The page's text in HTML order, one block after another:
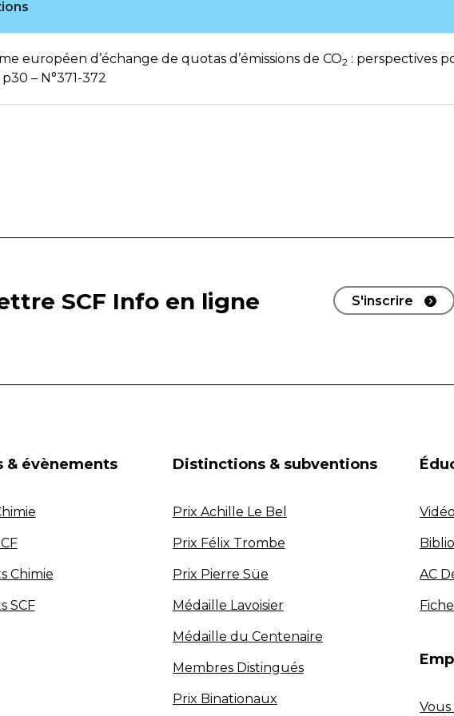
européen d’échange de quotas d’émissions de CO2 : perspectives
– N°371-372
SCF Info en ligne S'inscrire
& évènements
Chimie
SCF
Distinctions & subventions
Prix Achille Le Bel
Prix Félix Trombe
Prix Pierre Süe
Médaille Lavoisier
Médaille du Centenaire
Membres Distingués
Prix Binationaux
AC